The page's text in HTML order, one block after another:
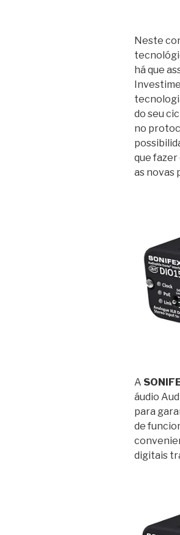
Neste
há que
do seu
no
que fazer
as novas
A
áudio
para
de
digitais